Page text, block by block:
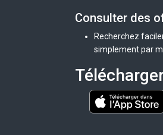
Consulter des
Recherchez
simplement par